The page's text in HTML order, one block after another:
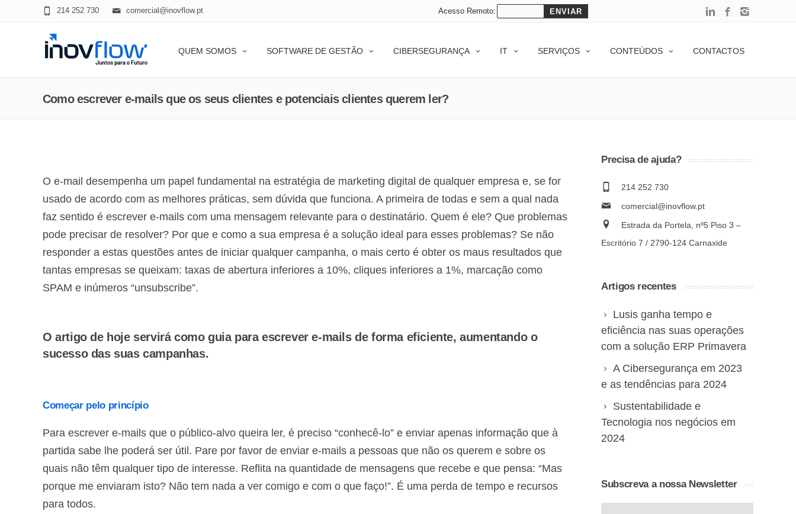
comercial@inovflow.pt
214 252 730 Acesso Remoto:
QUEM SOMOS SOFTWARE DE GESTÃO CIBERSEGURANÇA IT SERVIÇOS CONTEÚDOS CONTACTOS
Como escrever e-mails que os seus clientes e potenciais clientes querem ler?
O e-mail desempenha um papel fundamental na estratégia de marketing digital de qualquer empresa e, se for
usado de acordo com as melhores práticas, sem dúvida que funciona. A primeira de todas e sem a qual nada
faz sentido é escrever e-mails com uma mensagem relevante para o destinatário. Quem é ele? Que problemas
pode precisar de resolver? Por que e como a sua empresa é a solução ideal para esses problemas? Se não
responder a estas questões antes de iniciar qualquer campanha, o mais certo é obter os maus resultados que
tantas empresas se queixam: taxas de abertura inferiores a 10%, cliques inferiores a 1%, marcação como
SPAM e inúmeros “unsubscribe”.
O artigo de hoje servirá como guia para escrever e-mails de forma eficiente, aumentando o
sucesso das suas campanhas.
Começar pelo princípio
Para escrever e-mails que o público-alvo queira ler, é preciso “conhecê-lo” e enviar apenas informação que à
partida sabe lhe poderá ser útil. Pare por favor de enviar e-mails a pessoas que não os querem e sobre os
quais não têm qualquer tipo de interesse. Reflita na quantidade de mensagens que recebe e que pensa: “Mas
porque me enviaram isto? Não tem nada a ver comigo e com o que faço!”. É uma perda de tempo e recursos
para todos.
Precisa de ajuda?
214 252 730
comercial@inovflow.pt
Estrada da Portela, nº5 Piso 3 –
Escritório 7 / 2790-124 Carnaxide
Artigos recentes
Lusis ganha tempo e
eficiência nas suas operações
com a solução ERP Primavera
A Cibersegurança em 2023
e as tendências para 2024
Sustentabilidade e
Tecnologia nos negócios em
2024
Subscreva a nossa Newsletter
modal-check